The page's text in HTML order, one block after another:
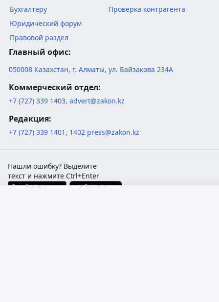
Бухгалтеру
Юридический форум
Правовой раздел
Проверка контрагента
Главный офис:
050008 Казахстан, г. Алматы, ул. Байзакова 234А
Коммерческий отдел:
+7 (727) 339 1403, advert@zakon.kz
Редакция:
+7 (727) 339 1401 , 1402 press@zakon.kz
Нашли ошибку? Выделите
текст и нажмите Ctrl+Enter